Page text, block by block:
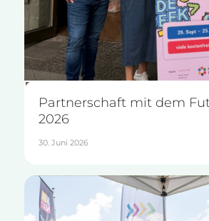
Partnerschaft mit dem
2026
30. Juni 2026